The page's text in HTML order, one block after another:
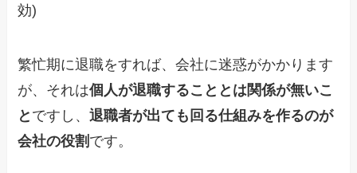
効)
繁忙期に退職をすれば、会社に迷惑がかかります
が、それは個人が退職することとは関係が無いこ
と ですし、退職者が出ても回る仕組みを作るのが
会社の役割 です。